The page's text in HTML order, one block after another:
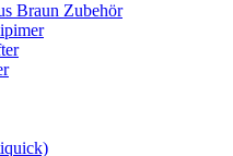
Braun Zubehör